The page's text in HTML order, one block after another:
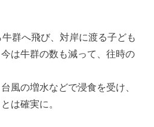
群へ飛び、対岸に渡る子ども
は牛群の数も減って、往時の
風の増水などで浸食を受け、
は確実に。